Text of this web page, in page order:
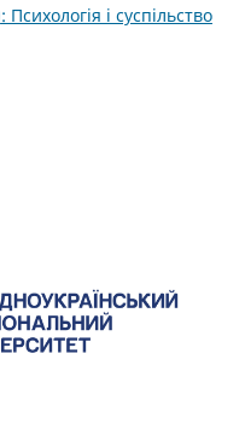
і суспільство